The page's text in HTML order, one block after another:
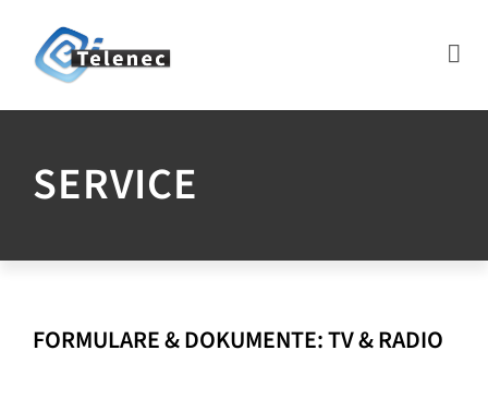
SERVICE
FORMULARE & DOKUMENTE: TV & RADIO